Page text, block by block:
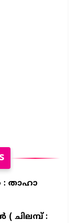
: താഹാ
ചിലമ്പ് :